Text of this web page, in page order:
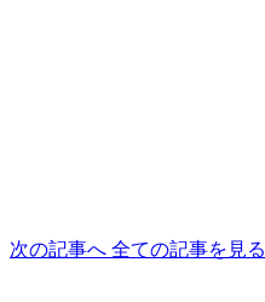
次の記事へ 全ての記事を見る